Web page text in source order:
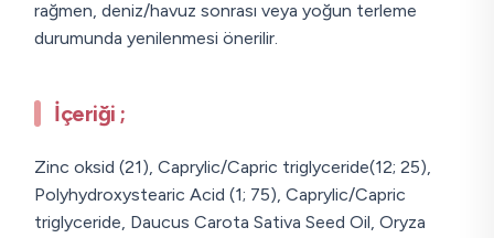
rağmen, deniz/havuz sonrası veya yoğun terleme
durumunda yenilenmesi önerilir.
İçeriği ;
Zinc oksid (21), Caprylic/Capric triglyceride(12; 25),
Polyhydroxystearic Acid (1; 75), Caprylic/Capric
triglyceride, Daucus Carota Sativa Seed Oil, Oryza